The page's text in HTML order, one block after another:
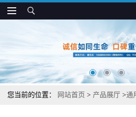
您当前的位置： 网站首页 > 产品展厅 >通